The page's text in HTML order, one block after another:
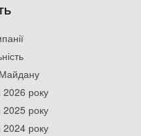
2026 року
2025 року
2024 року